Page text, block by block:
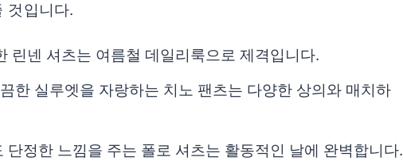
것입니다.
린넨 셔츠는 여름철 데일리룩으로 제격입니다.
한 실루엣을 자랑하는 치노 팬츠는 다양한 상의와 매치하
단정한 느낌을 주는 폴로 셔츠는 활동적인 날에 완벽합니다.